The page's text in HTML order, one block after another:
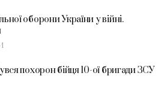
оборони України у війні.
похорон бійця 10-ої бригади ЗСУ